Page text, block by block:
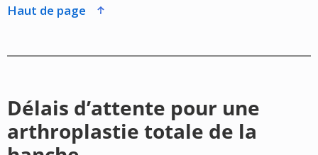
haut de page
Délais d’attente pour une
arthroplastie totale de la